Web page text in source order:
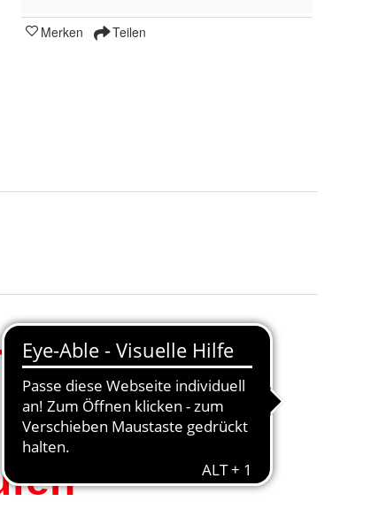
Merken Teilen